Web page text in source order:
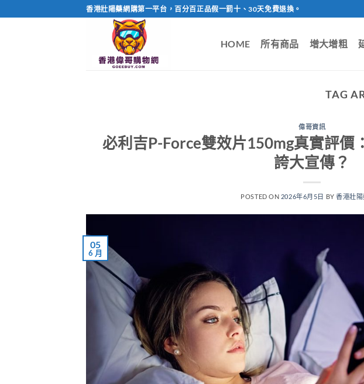
to
香港壯陽藥網購第一平台，百分百正品假一罰十、30天免費退換。
HOME 所有商品 增大增粗
TAG
偉哥資訊
必利吉P-Force雙效片150mg真實評價
誇大宣傳？
POSTED ON 2026年6月5日 BY香港壯
05
6 月